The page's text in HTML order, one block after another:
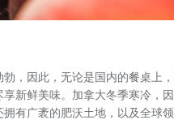
，因此，无论是国内的餐桌上
新鲜美味。加拿大冬季寒冷，
有广袤的肥沃土地，以及全球